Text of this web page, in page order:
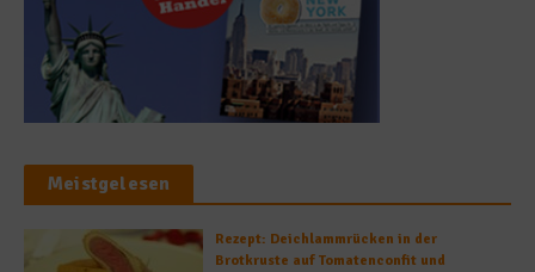
Meistgelesen
Rezept: Deichlammrücken in der
Brotkruste auf Tomatenconfit und